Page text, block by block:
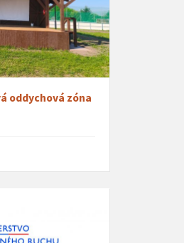
oddychová zóna